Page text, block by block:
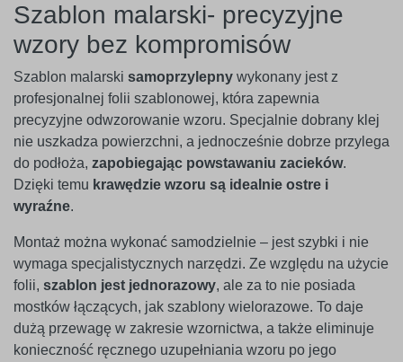
Szablon malarski- precyzyjne
wzory bez kompromisów
Szablon malarski samoprzylepny wykonany jest z
profesjonalnej folii szablonowej, która zapewnia
precyzyjne odwzorowanie wzoru. Specjalnie dobrany klej
nie uszkadza powierzchni, a jednocześnie dobrze przylega
do podłoża, zapobiegając powstawaniu zacieków.
Dzięki temu krawędzie wzoru są idealnie ostre i
wyraźne.
Montaż można wykonać samodzielnie – jest szybki i nie
wymaga specjalistycznych narzędzi. Ze względu na użycie
folii, szablon jest jednorazowy, ale za to nie posiada
mostków łączących, jak szablony wielorazowe. To daje
dużą przewagę w zakresie wzornictwa, a także eliminuje
konieczność ręcznego uzupełniania wzoru po jego